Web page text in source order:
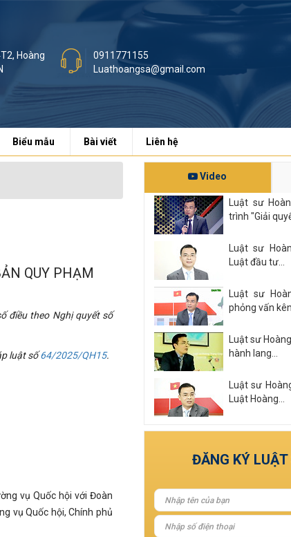
Hoàng
0911771155
Luathoangsa@gmail.com
Biểu mẫu Bài viết Liên hệ
QUY PHẠM
điều theo Nghị quyết số
luật số64/2025/QH15.
vụ Quốc hội với Đoàn
vụ Quốc hội, Chính phủ
Video
Luật sư
trình "Giải
Luật sư
Luật đầu tư...
Luật sư
phỏng vấn
Luật sư
hành lang...
Luật sư
Luật Hoàng...
ĐĂNG KÝ